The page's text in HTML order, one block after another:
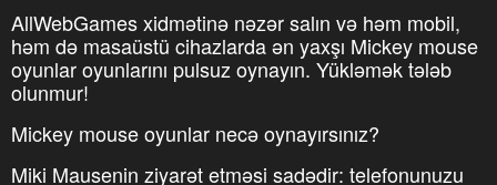
AllWebGames xidmətinə nəzər salın və həm mobil,
həm də masaüstü cihazlarda ən yaxşı Mickey mouse
oyunlar oyunlarını pulsuz oynayın. Yükləmək tələb
olunmur!
Mickey mouse oyunlar necə oynayırsınız?
Miki Mausenin ziyarət etməsi sadədir: telefonunuzu